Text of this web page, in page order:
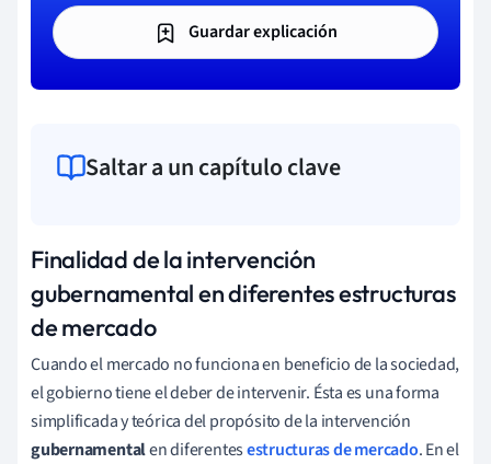
Guardar explicación
Saltar a un capítulo clave
Finalidad de la intervención
gubernamental en diferentes estructuras
de mercado
Cuando el mercado no funciona en beneficio de la sociedad,
el gobierno tiene el deber de intervenir. Ésta es una forma
simplificada y teórica del propósito de la intervención
gubernamentalen diferentesestructuras de mercado. En el